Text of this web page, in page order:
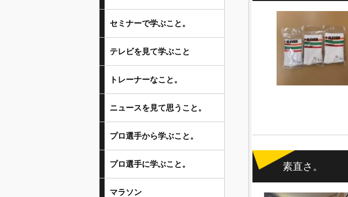
素直さ。
セミナーで学ぶこと。
テレビを見て学ぶこと
トレーナーなこと。
ニュースを見て思うこと。
プロ選手から学ぶこと。
プロ選手に学ぶこと。
マラソン